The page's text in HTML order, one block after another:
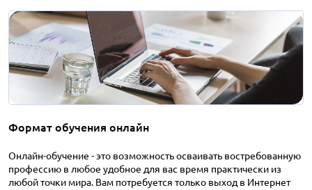
Формат обучения онлайн
Онлайн-обучение - это возможность осваивать востребованную
профессию в любое удобное для вас время практически из
любой точки мира. Вам потребуется только выход в Интернет